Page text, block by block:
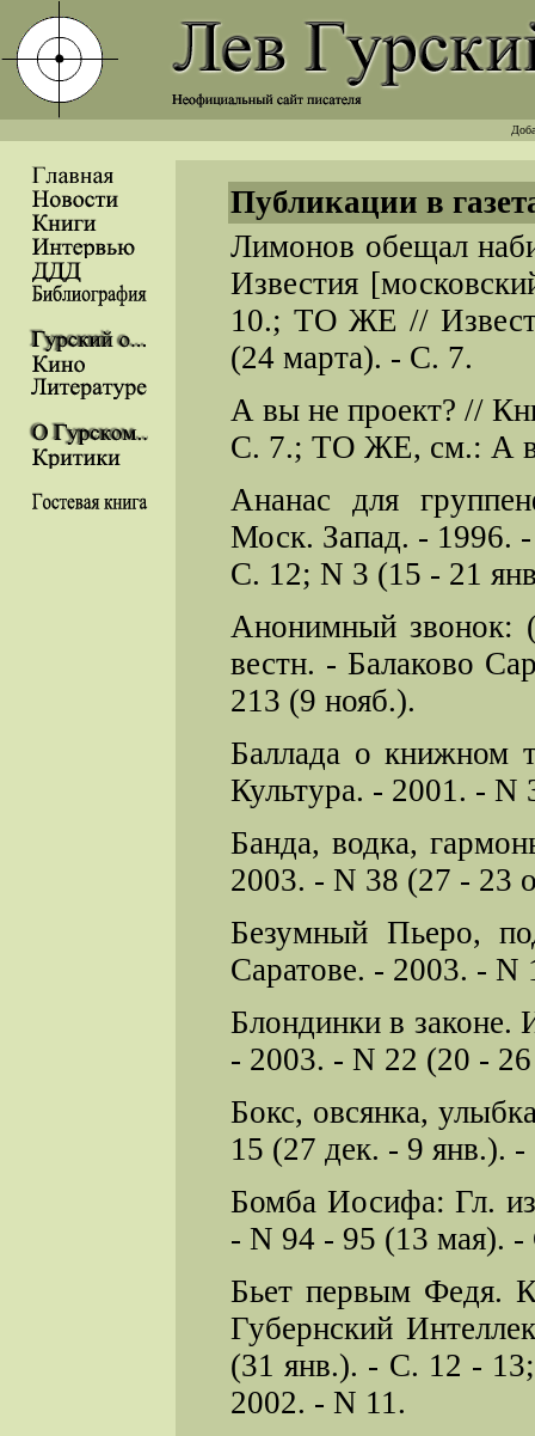
Публикации в
Лимонов обещал
Известия
10.; ТО ЖЕ //
(24 марта). - С. 7.
А вы не проект? //
С. 7.; ТО ЖЕ, см.: А
Ананас для
Моск. Запад. - 1996.
С. 12; N 3 (15 - 21
Анонимный звонок:
вестн. - Балаково
213 (9 нояб.).
Баллада о книжном
Культура. - 2001. - N
Банда, водка,
2003. - N 38 (27 - 23
Безумный Пьеро,
Саратове. - 2003. -
Блондинки в законе.
- 2003. - N 22 (20 -
Бокс, овсянка,
15 (27 дек. - 9 янв.).
Бомба Иосифа: Гл.
- N 94 - 95 (13 мая).
Бьет первым Федя.
Губернский
(31 янв.). - С. 12 -
2002. - N 11.